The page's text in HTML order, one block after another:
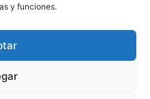
y funciones.
profesional para